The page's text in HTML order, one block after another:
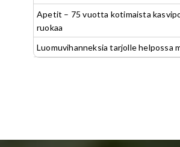
Apetit – 75 vuotta kotimaista
ruokaa
Luomuvihanneksia tarjolle helpossa